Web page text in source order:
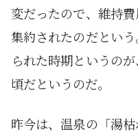
変だったので、維持
集約されたのだとい
られた時期というの
頃だというのだ。
昨今は、温泉の「湯